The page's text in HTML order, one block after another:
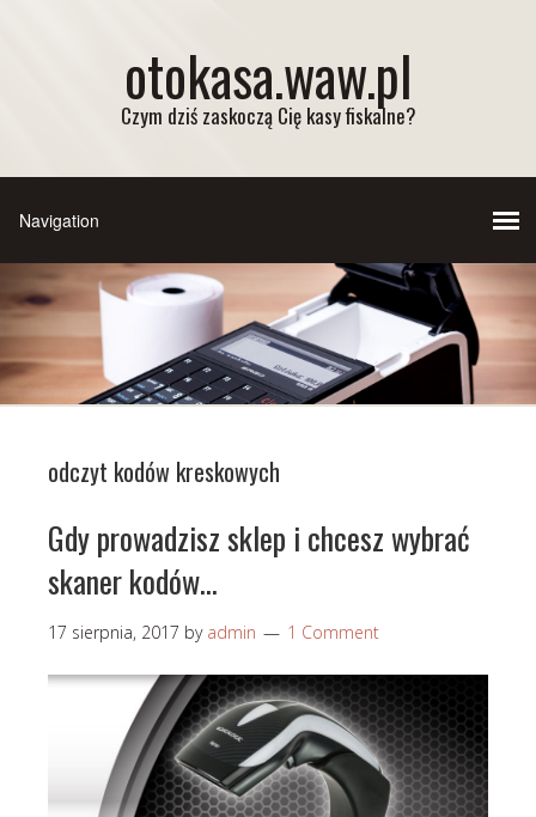
otokasa.waw.pl
Czym dziś zaskoczą Cię kasy fiskalne?
odczyt kodów kreskowych
Gdy prowadzisz sklep i chcesz wybrać
skaner kodów…
17 sierpnia, 2017 by admin 1 Comment